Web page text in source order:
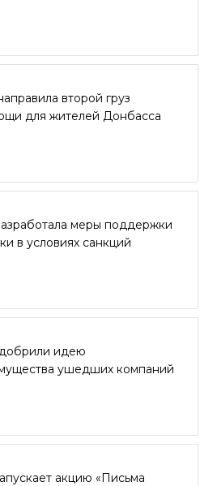
второй груз
для жителей Донбасса
меры поддержки
в условиях санкций
идею
ушедших компаний
акцию «Письма